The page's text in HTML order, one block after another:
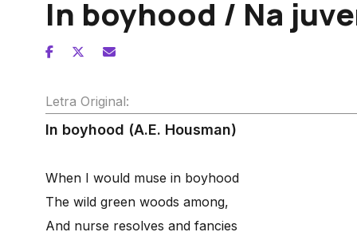
In boyhood / Na
Letra Original:
In boyhood (A.E. Housman)
When I would muse in boyhood
The wild green woods among,
And nurse resolves and fancies